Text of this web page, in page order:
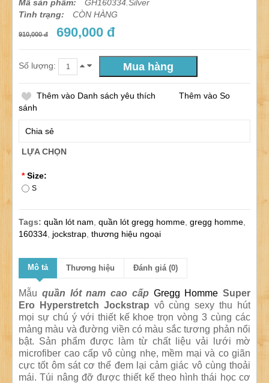
Mã sản phẩm:
GH160334.Silver
Tình trạng:
CÒN HÀNG
910,000 đ 690,000 đ
Số lượng:
Thêm vào Danh sách yêu thích
Thêm vào So
sánh
Chia sẻ
LỰA CHỌN
* Size:
S
Tags: quần lót nam quần lót gregg homme gregg homme
160334 jockstrap thương hiệu ngoại
Mô tả Thương hiệu Đánh giá (0)
Mẫu quần lót nam cao cấp Gregg Homme Super
Ero Hyperstretch Jockstrap vô cùng sexy thu hút
mọi sự chú ý với thiết kế khoe trọn vòng 3 cùng các
mảng màu và đường viền có màu sắc tương phản nổi
bật. Sản phẩm được làm từ chất liệu vải lưới mờ
microfiber cao cấp vô cùng nhẹ, mềm mại và co giãn
cực tốt ôm sát cơ thể đem lại cảm giác vô cùng thoải
mái. Túi nâng đỡ được thiết kế theo hình thái học cơ